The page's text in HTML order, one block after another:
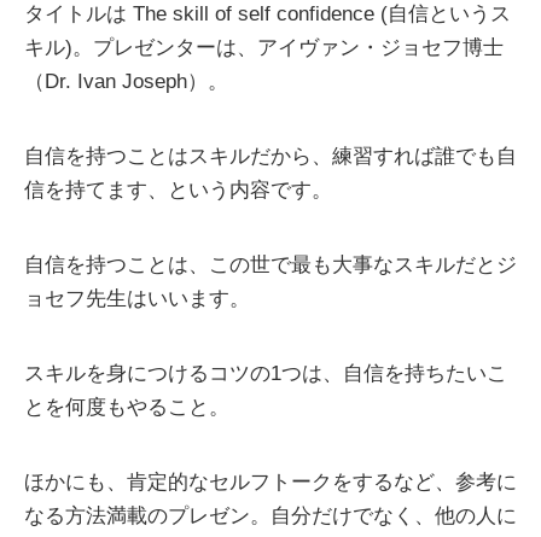
タイトルは The skill of self confidence (自信というス
キル)。プレゼンターは、アイヴァン・ジョセフ博士
（Dr. Ivan Joseph）。
自信を持つことはスキルだから、練習すれば誰でも自
信を持てます、という内容です。
自信を持つことは、この世で最も大事なスキルだとジ
ョセフ先生はいいます。
スキルを身につけるコツの1つは、自信を持ちたいこ
とを何度もやること。
ほかにも、肯定的なセルフトークをするなど、参考に
なる方法満載のプレゼン。自分だけでなく、他の人に